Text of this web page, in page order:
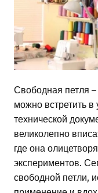
Свободная петля
можно встретить
технической
великолепно
где она
экспериментов.
свободной петли,